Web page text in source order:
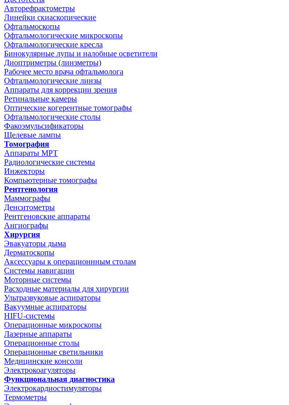
Авторефрактометры
Линейки скиаскопические
Офтальмоскопы
Офтальмологические микроскопы
Офтальмологические кресла
Бинокулярные лупы и налобные осветители
Диоптриметры (линзметры)
Рабочее место врача офтальмолога
Офтальмологические линзы
Аппараты для коррекции зрения
Ретинальные камеры
Оптические когерентные томографы
Офтальмологические столы
Факоэмульсификаторы
Щелевые лампы
Томография
Аппараты МРТ
Радиологические системы
Инжекторы
Компьютерные томографы
Рентгенология
Маммографы
Денситометры
Рентгеновские аппараты
Ангиографы
Хирургия
Эвакуаторы дыма
Дерматоскопы
Аксессуары к операционнным столам
Системы навигации
Моторные системы
Расходные материалы для хирургии
Ультразвуковые аспираторы
Вакуумные аспираторы
HIFU-системы
Операционные микроскопы
Лазерные аппараты
Операционные столы
Операционные светильники
Медицинские консоли
Электрокоагуляторы
Функциональная диагностика
Электрокардиостимуляторы
Термометры